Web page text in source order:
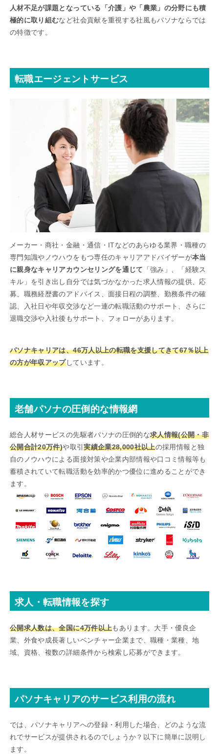
人材不足が課題となっている「介護」や「農業」の分野にも積
極的に取り組むなど社会貢献を重視する社風もパソナならでは
の特徴です。
転職エージェントサービス
メーカー・商社・金融・通信・ITなどのあらゆる業界・職種の
専門知識やノウハウをもつ専任のキャリアアドバイザーが本当
に親身なキャリアカウンセリングを通じて
「強み」、「経験ス
キル」を引き出し自分では気づかなかった求人情報の提供、応
募、職務経歴書のアドバイス、面接日程の調整、勤務条件の確
認、入社日や年収交渉など一連の転職活動のサポート、さらに
退職交渉や入社後もサポート、フォローがあります。
パソナキャリアは、46万人以上の転職を支援してきて67％以上
の方が年収アップしています。
老舗パソナの圧倒的な情報網
総合人材サービスの先駆者パソナの圧倒的な求人情報(公開・非
公開合計20万件)や取引実績企業28,000社以上の採用情報と独
自のノウハウによる面接対策や企業内部情報や口コミ情報等も
蓄積されていて転職活動を効率的かつ優位に進めることができ
ます。
求人・転職情報を探す
公開求人数は、全国に4万件以上もあります。大手・優良企
業、外食や成長著しいベンチャー企業まで、職種・業種、地
域、資格、複数の詳細条件から検索し応募ができます。
パソナキャリアのサービス利用の流れ
では、パソナキャリアへの登録・利用した場合、どのような流
れでサービスが提供されるのでしょうか？以下に簡単に説明し
ます。